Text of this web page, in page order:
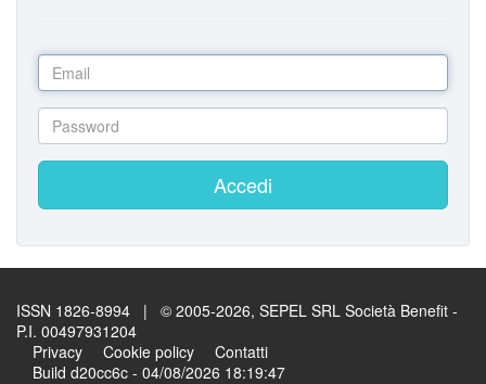
Accedi
ISSN 1826-8994 | © 2005-2026, SEPEL SRL Società Benefit -
P.I. 00497931204
Privacy
Cookie policy
Contatti
Build d20cc6c - 04/08/2026 18:19:47